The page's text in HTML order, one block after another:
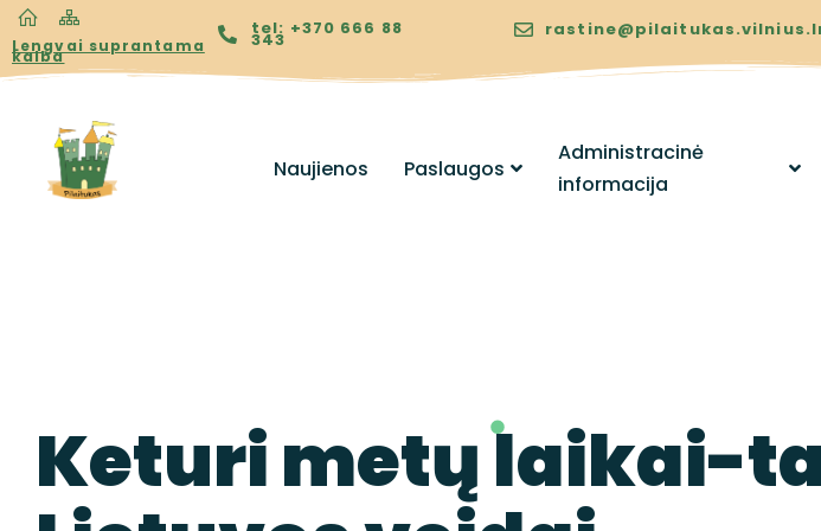
Lengvai suprantama
kalba
tel: +370 666 88
343
Naujienos Paslaugos
Administracinė
informacija
Keturi metų laikai-